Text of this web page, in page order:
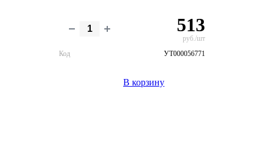
513
руб./шт
Код
УТ000056771
В корзину